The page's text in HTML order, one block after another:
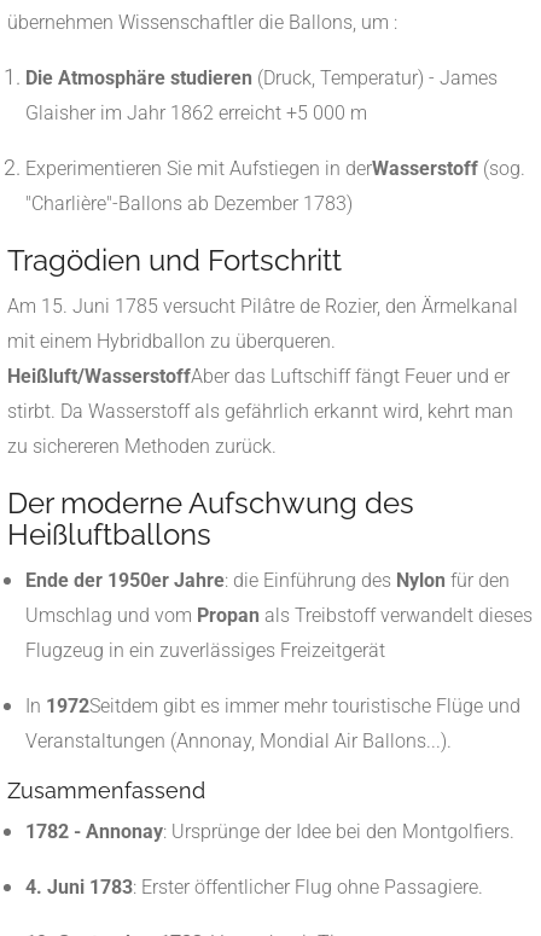
übernehmen Wissenschaftler die Ballons, um :
Die Atmosphäre studieren (Druck, Temperatur) - James
Glaisher im Jahr 1862 erreicht +5 000 m
Experimentieren Sie mit Aufstiegen in derWasserstoff (sog.
"Charlière"-Ballons ab Dezember 1783)
Tragödien und Fortschritt
Am 15. Juni 1785 versucht Pilâtre de Rozier, den Ärmelkanal
mit einem Hybridballon zu überqueren.
Heißluft/WasserstoffAber das Luftschiff fängt Feuer und er
stirbt. Da Wasserstoff als gefährlich erkannt wird, kehrt man
zu sichereren Methoden zurück.
Der moderne Aufschwung des
Heißluftballons
Ende der 1950er Jahre: die Einführung des Nylon für den
Umschlag und vom Propan als Treibstoff verwandelt dieses
Flugzeug in ein zuverlässiges Freizeitgerät
In 1972Seitdem gibt es immer mehr touristische Flüge und
Veranstaltungen (Annonay, Mondial Air Ballons...).
Zusammenfassend
1782 - Annonay: Ursprünge der Idee bei den Montgolfiers.
4. Juni 1783: Erster öffentlicher Flug ohne Passagiere.